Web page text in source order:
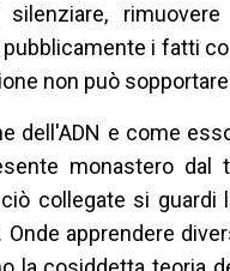
i fatti
non può
dell'ADN e come
monastero dal
collegate si
apprendere